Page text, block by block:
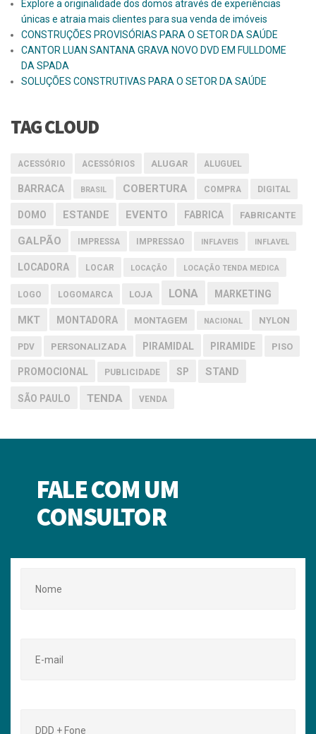
Explore a originalidade dos domos através de experiências
únicas e atraia mais clientes para sua venda de imóveis
CONSTRUÇÕES PROVISÓRIAS PARA O SETOR DA SAÚDE
CANTOR LUAN SANTANA GRAVA NOVO DVD EM FULLDOME
DA SPADA
SOLUÇÕES CONSTRUTIVAS PARA O SETOR DA SAÚDE
TAG CLOUD
ACESSÓRIO ACESSÓRIOS ALUGAR ALUGUEL
BARRACA BRASIL COBERTURA COMPRA DIGITAL
DOMO ESTANDE EVENTO FABRICA FABRICANTE
GALPÃO IMPRESSA IMPRESSAO INFLAVEIS INFLAVEL
LOCADORA LOCAR LOCAÇÃO LOCAÇÃO TENDA MEDICA
LOGO LOGOMARCA LOJA LONA MARKETING
MKT MONTADORA MONTAGEM NACIONAL NYLON
PDV PERSONALIZADA PIRAMIDAL PIRAMIDE PISO
PROMOCIONAL PUBLICIDADE SP STAND
SÃO PAULO TENDA VENDA
FALE COM UM
CONSULTOR